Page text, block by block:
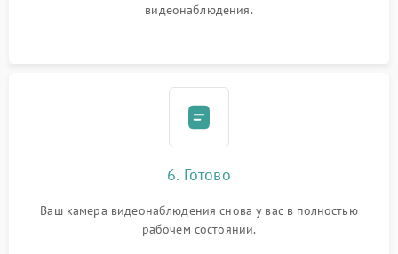
видеонаблюдения.
6. Готово
Ваш камера видеонаблюдения снова у вас в полностью
рабочем состоянии.